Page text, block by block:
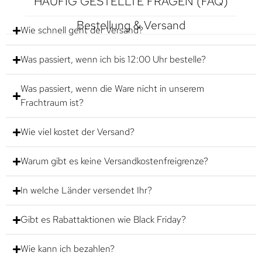
Bestellung & Versand
Wie schnell geht der Versand?
Was passiert, wenn ich bis 12:00 Uhr bestelle?
Was passiert, wenn die Ware nicht in unserem
Frachtraum ist?
Wie viel kostet der Versand?
Warum gibt es keine Versandkostenfreigrenze?
In welche Länder versendet Ihr?
Gibt es Rabattaktionen wie Black Friday?
Wie kann ich bezahlen?